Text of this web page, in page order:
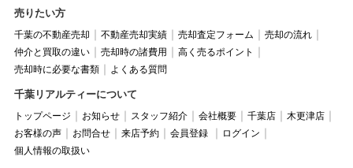
売りたい方
千葉の不動産売却 不動産売却実績 売却査定フォーム
売却の流れ
仲介と買取の違い
売却時の諸費用
高く売るポイント
売却時に必要な書類
よくある質問
千葉リアルティーについて
トップページ お知らせ スタッフ紹介 会社概要 千葉店
木更津店
お客様の声
お問合せ 来店予約 会員登録
ログイン
個人情報の取扱い